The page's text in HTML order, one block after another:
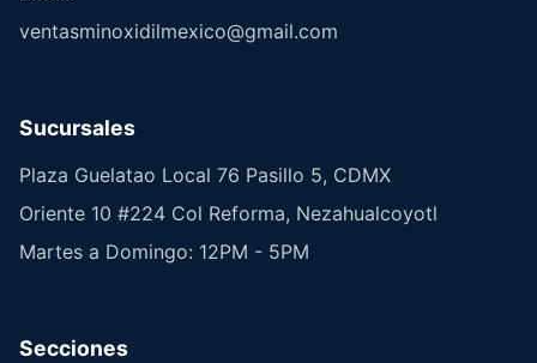
ventasminoxidilmexico@gmail.com
Sucursales
Plaza Guelatao Local 76 Pasillo 5, CDMX
Oriente 10 #224 Col Reforma, Nezahualcoyotl
Martes a Domingo: 12PM - 5PM
Secciones